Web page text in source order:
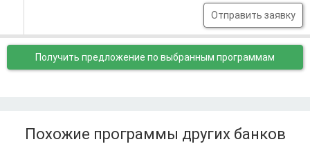
Отправить заявку
Получить предложение по выбранным программам
Похожие программы других банков